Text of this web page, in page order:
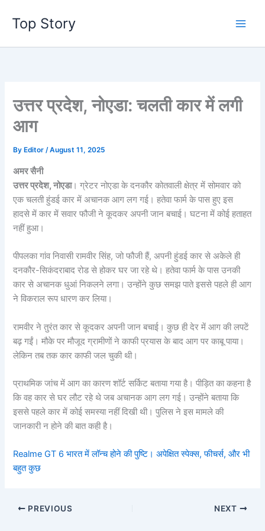
content
Top Story
उत्तर प्रदेश, नोएडा: चलती कार में लगी
आग
By Editor/August 11, 2025
अमर सैनी
उत्तर प्रदेश, नोएडा। ग्रेटर नोएडा के दनकौर कोतवाली क्षेत्र में सोमवार को
एक चलती हुंडई कार में अचानक आग लग गई। हतेवा फार्म के पास हुए इस
हादसे में कार में सवार फौजी ने कूदकर अपनी जान बचाई। घटना में कोई हताहत
नहीं हुआ।
पीपलका गांव निवासी रामवीर सिंह, जो फौजी हैं, अपनी हुंडई कार से अकेले ही
दनकौर-सिकंदराबाद रोड से होकर घर जा रहे थे। हतेवा फार्म के पास उनकी
कार से अचानक धुआं निकलने लगा। उन्होंने कुछ समझ पाते इससे पहले ही आग
ने विकराल रूप धारण कर लिया।
रामवीर ने तुरंत कार से कूदकर अपनी जान बचाई। कुछ ही देर में आग की लपटें
बढ़ गईं। मौके पर मौजूद ग्रामीणों ने काफी प्रयास के बाद आग पर काबू पाया।
लेकिन तब तक कार काफी जल चुकी थी।
प्राथमिक जांच में आग का कारण शॉर्ट सर्किट बताया गया है। पीड़ित का कहना है
कि वह कार से घर लौट रहे थे जब अचानक आग लग गई। उन्होंने बताया कि
इससे पहले कार में कोई समस्या नहीं दिखी थी। पुलिस ने इस मामले की
जानकारी न होने की बात कही है।
Realme GT 6 भारत में लॉन्च होने की पुष्टि। अपेक्षित स्पेक्स, फीचर्स, और भी
बहुत कुछ
PREVIOUS NEXT